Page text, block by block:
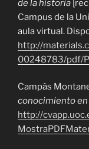
de la historia
Campus de la
aula virtual.
http://
00248783/pdf/
Campàs
conocimiento
http://